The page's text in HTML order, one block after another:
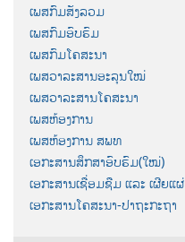
ເພສກົມສັງລວມ
ເພສກົມອົບຮົມ
ເພສກົມໂຄສະນາ
ເພສວາລະສານອະລຸນໃໝ່
ເພສວາລະສານໂຄສະນາ
ເພສຫ້ອງການ
ເພສຫ້ອງການ ສພທ
ເອກະສານສຶກສາອົບຮົມ(ໃໝ່)
ເອກະສານເຊື່ອມຊືມ ແລະ ເຜີຍແຜ່
ເອກະສານໂຄສະນາ-ປາຖະກະຖາ